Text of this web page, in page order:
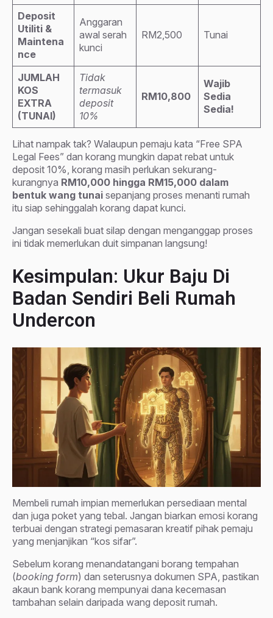
Deposit
Utiliti &
Maintena
nce
Anggaran
awal serah
kunci
RM2,500 Tunai
JUMLAH
KOS
EXTRA
(TUNAI)
Tidak
termasuk
deposit
10%
RM10,800
Wajib
Sedia
Sedia!
Lihat nampak tak? Walaupun pemaju kata “Free SPA
Legal Fees” dan korang mungkin dapat rebat untuk
deposit 10%, korang masih perlukan sekurang-
kurangnya RM10,000 hingga RM15,000 dalam
bentuk wang tunai sepanjang proses menanti rumah
itu siap sehinggalah korang dapat kunci.
Jangan sesekali buat silap dengan menganggap proses
ini tidak memerlukan duit simpanan langsung!
Kesimpulan: Ukur Baju Di
Badan Sendiri Beli Rumah
Undercon
Membeli rumah impian memerlukan persediaan mental
dan juga poket yang tebal. Jangan biarkan emosi korang
terbuai dengan strategi pemasaran kreatif pihak pemaju
yang menjanjikan “kos sifar”.
Sebelum korang menandatangani borang tempahan
(booking form) dan seterusnya dokumen SPA, pastikan
akaun bank korang mempunyai dana kecemasan
tambahan selain daripada wang deposit rumah.